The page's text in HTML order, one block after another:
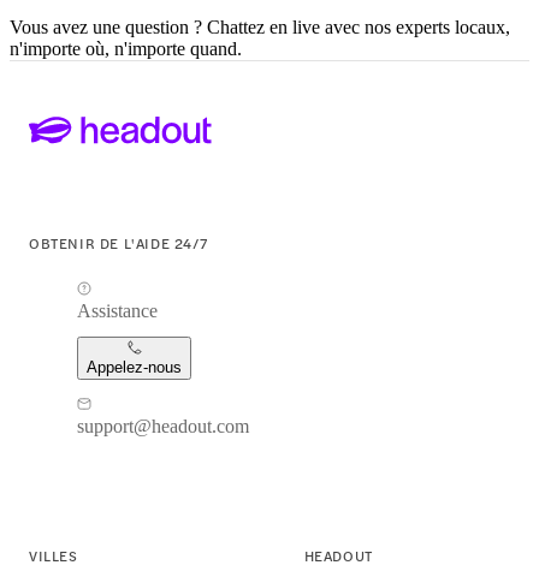
Vous avez une question ? Chattez en live avec nos experts locaux,
n'importe où, n'importe quand.
OBTENIR DE L'AIDE 24/7
Assistance
Appelez-nous
support@headout.com
VILLES HEADOUT